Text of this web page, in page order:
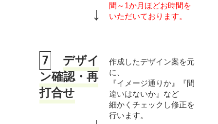
↓
間～1か月ほどお時間を
いただいております。
7
デザイ
ン確認・再
打合せ
作成したデザイン案を元
に、
『イメージ通りか』『間
違いはないか』など
細かくチェックし修正を
行います。